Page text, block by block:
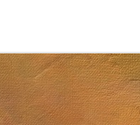
Luna llena